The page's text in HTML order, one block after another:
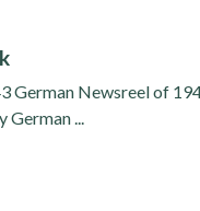
German Newsreel of
German ...